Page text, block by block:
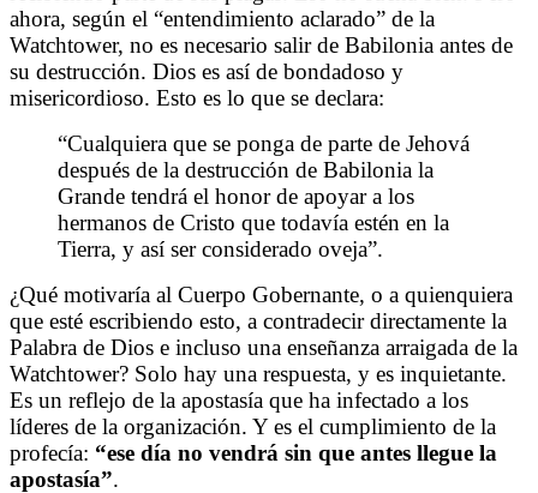
ahora, según el “entendimiento aclarado” de la
Watchtower, no es necesario salir de Babilonia antes de
su destrucción. Dios es así de bondadoso y
misericordioso. Esto es lo que se declara:
“Cualquiera que se ponga de parte de Jehová
después de la destrucción de Babilonia la
Grande tendrá el honor de apoyar a los
hermanos de Cristo que todavía estén en la
Tierra, y así ser considerado oveja”.
¿Qué motivaría al Cuerpo Gobernante, o a quienquiera
que esté escribiendo esto, a contradecir directamente la
Palabra de Dios e incluso una enseñanza arraigada de la
Watchtower? Solo hay una respuesta, y es inquietante.
Es un reflejo de la apostasía que ha infectado a los
líderes de la organización. Y es el cumplimiento de la
profecía: “ese día no vendrá sin que antes llegue la
apostasía”.